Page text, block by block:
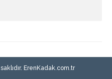
ErenKadak.com.tr